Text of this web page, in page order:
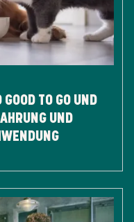
TO GO UND
UND